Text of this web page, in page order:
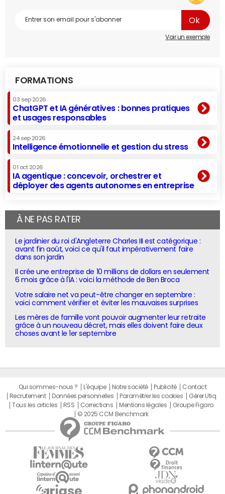
Voir un exemple
FORMATIONS
03 sep 2026
ChatGPT et IA génératives : bonnes pratiques
et usages responsables
24 sep 2026
Intelligence émotionnelle et gestion du stress
01 oct 2026
IA agentique : concevoir, orchestrer et
déployer des agents autonomes en entreprise
À NE PAS RATER
Le jardinier du roi d'Angleterre Charles III est catégorique :
avant fin août, voici ce qu'il faut impérativement faire
dans son jardin
Il crée une entreprise de 10 millions de dollars en seulement
6 mois grâce à l'IA : voici la méthode de Ben Broca
Votre salaire net va peut-être changer en septembre :
voici comment vérifier et éviter les mauvaises surprises
Les mères de famille vont pouvoir augmenter leur retraite
grâce à un nouveau décret, mais elles doivent faire deux
choses avant le 1er septembre
Qui sommes-nous ? L'équipe Notre société Publicité
Contact
Recrutement
Données personnelles Paramétrer les cookies
Gérer Utiq
Tous les articles
RSS Corrections Mentions légales
Groupe Figaro
© 2025 CCM Benchmark